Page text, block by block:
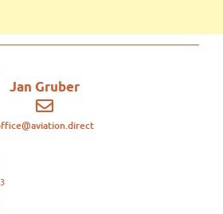
Jan Gruber